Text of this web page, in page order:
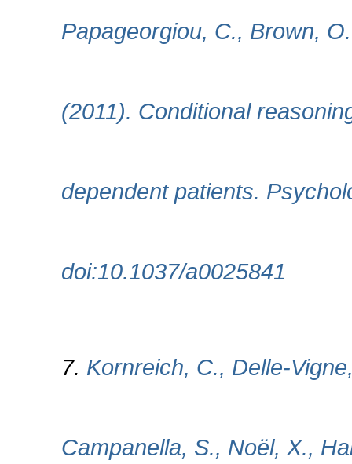
Papageorgiou, C., Brown,
(2011). Conditional
dependent patients.
doi:10.1037/a0025841
7. Kornreich, C., Delle-
Campanella, S., Noël, X.,